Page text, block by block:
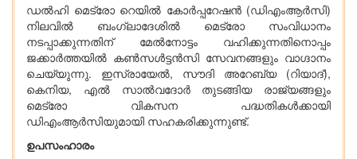
ഡൽഹി മെട്രോ റെയിൽ കോർപ്പറേഷൻ (ഡിഎംആർസി)
നിലവിൽ ബംഗ്ലാദേശിൽ മെട്രോ സംവിധാനം
നടപ്പാക്കുന്നതിന് മേൽനോട്ടം വഹിക്കുന്നതിനൊപ്പം
ജക്കാർത്തയിൽ കൺസൾട്ടൻസി സേവനങ്ങളും വാഗ്ദാനം
ചെയ്യുന്നു. ഇസ്രായേൽ, സൗദി അറേബ്യ (റിയാദ്),
കെനിയ, എൽ സാൽവദോർ തുടങ്ങിയ രാജ്യങ്ങളും
മെട്രോ വികസന പദ്ധതികൾക്കായി
ഡിഎംആർസിയുമായി സഹകരിക്കുന്നുണ്ട്.
ഉപസംഹാരം